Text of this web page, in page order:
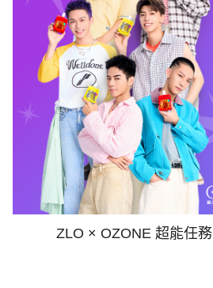
ZLO × OZONE 超能任務